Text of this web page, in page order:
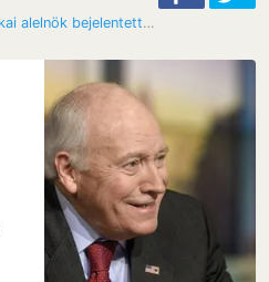
Dick Cheney volt amerikai alelnök bejelentette, hogy Kamala Harrisra…